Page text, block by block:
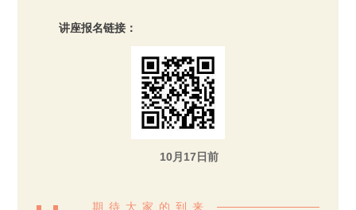
讲座报名链接：
10月17日前
期待大家的到来